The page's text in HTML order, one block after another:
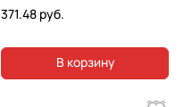
371.48 руб.
В корзину